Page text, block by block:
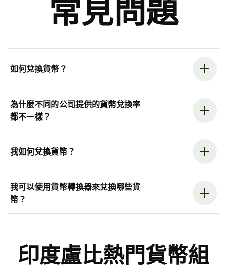
常見問題
如何兌換貨幣？
為什麼不同的公司提供的貨幣兌換率
都不一樣？
我如何兌換貨幣？
我可以使用貨幣轉換器來兌換哪些貨
幣？
印度盧比熱門貨幣組